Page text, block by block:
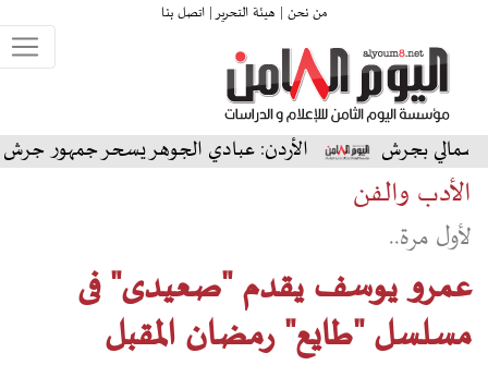
من نحن | هيئة التحرير |اتصل بنا
الأردن: عبادي الجوهر يسحر جمهور جرش في أول ظهور
الأدب والفن
لأول مرة..
عمرو يوسف يقدم "صعيدى" فى
مسلسل "طايع" رمضان المقبل